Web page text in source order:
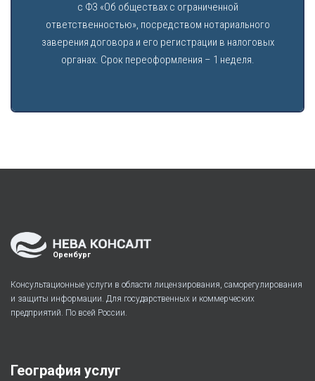
с ФЗ «Об обществах с ограниченной
ответственностью», посредством нотариального
заверения договора и его регистрации в налоговых
органах. Срок переоформления – 1 неделя.
Оренбург
Консультационные услуги в области лицензирования, саморегулирования
и защиты информации. Для государственных и коммерческих
предприятий. По всей России.
География услуг